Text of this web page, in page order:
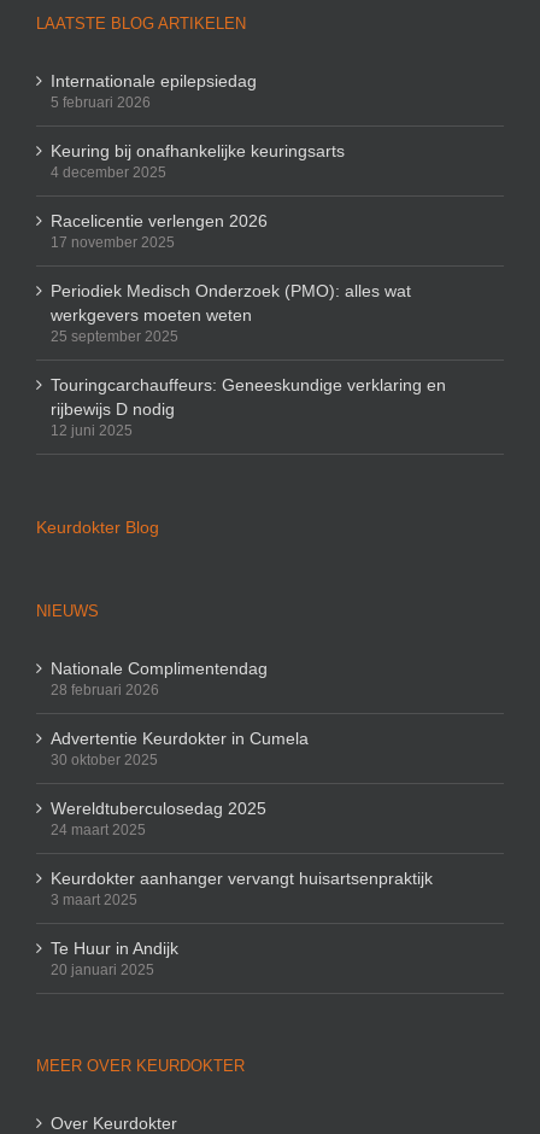
LAATSTE BLOG ARTIKELEN
Internationale epilepsiedag
5 februari 2026
Keuring bij onafhankelijke keuringsarts
4 december 2025
Racelicentie verlengen 2026
17 november 2025
Periodiek Medisch Onderzoek (PMO): alles wat
werkgevers moeten weten
25 september 2025
Touringcarchauffeurs: Geneeskundige verklaring en
rijbewijs D nodig
12 juni 2025
Keurdokter Blog
NIEUWS
Nationale Complimentendag
28 februari 2026
Advertentie Keurdokter in Cumela
30 oktober 2025
Wereldtuberculosedag 2025
24 maart 2025
Keurdokter aanhanger vervangt huisartsenpraktijk
3 maart 2025
Te Huur in Andijk
20 januari 2025
MEER OVER KEURDOKTER
Over Keurdokter